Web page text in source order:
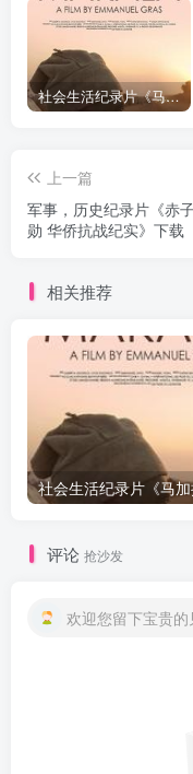
社会生活纪录片《马加拉 Makala》下载
上一篇
军事，历史纪录片《赤
勋 华侨抗战纪实》下载
相关推荐
评论 抢沙发
欢迎您留下宝贵的